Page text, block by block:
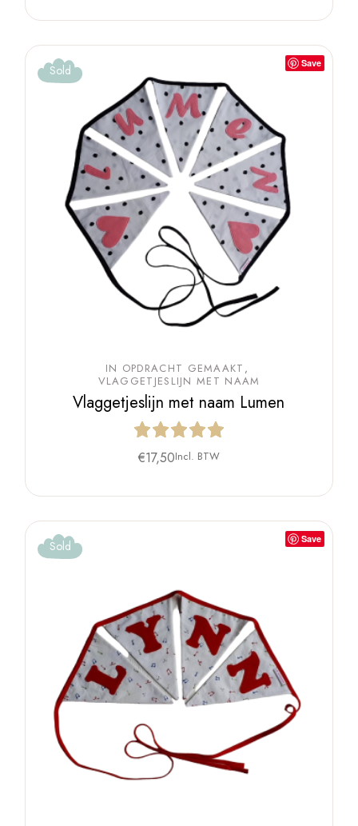
Save
Sold
IN OPDRACHT GEMAAKT
VLAGGETJESLIJN MET NAAM
Vlaggetjeslijn met naam Lumen
€17,50Incl. BTW
Save
Sold